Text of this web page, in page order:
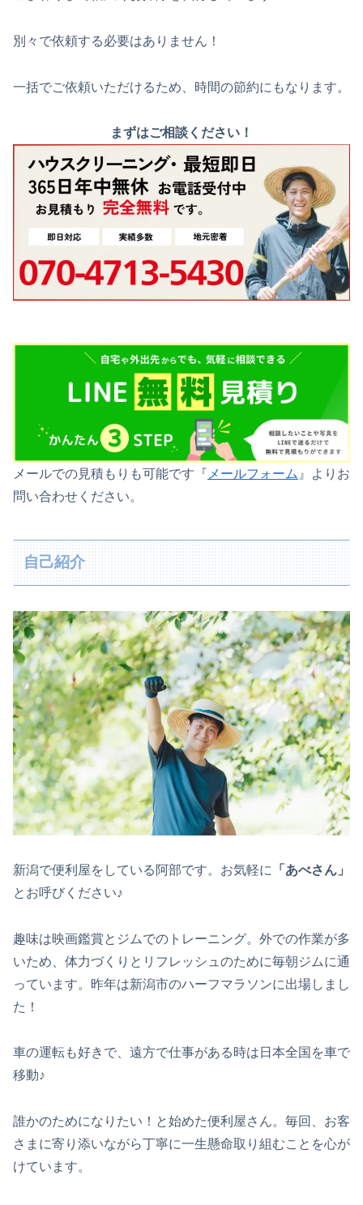
別々で依頼する必要はありません！
一括でご依頼いただけるため、時間の節約にもなります。
まずはご相談ください！
メールでの見積もりも可能です『メールフォーム』よりお
問い合わせください。
自己紹介
新潟で便利屋をしている阿部です。お気軽に
「あべさん」
とお呼びください♪
趣味は映画鑑賞とジムでのトレーニング。外での作業が多
いため、体力づくりとリフレッシュのために毎朝ジムに通
っています。昨年は新潟市のハーフマラソンに出場しまし
た！
車の運転も好きで、遠方で仕事がある時は日本全国を車で
移動♪
誰かのためになりたい！と始めた便利屋さん。毎回、お客
さまに寄り添いながら丁寧に一生懸命取り組むことを心が
けています。